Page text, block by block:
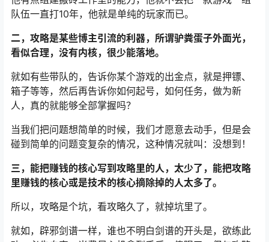
他有点组建搬砖工作室的能力，他就不会把一款游戏一组
队伍一直打10年，他就是单纯的玩家而已。
二，攻略是某些博主引流的利器，所谓驴粪蛋子外面光，
看似合理，没有内核，很少能落地。
就如有些带队的，告诉你某个游戏的出金点，就是押镖、
箱子等等，然后再告诉你如何起号，如何任务，做为新
人，真的就能够全部掌握吗？
当我们把问题想简单的时候，我们才愿意去动手，但是会
碰到简单的问题变复杂的情况，这种情况就叫：没想到！
三，能把赚钱的核心写到攻略里的人，太少了，能把攻略
里赚钱的核心或是技术的核心摘除掉的人太多了。
所以，攻略是个坑，看攻略久了，就掉坑里了。
就如，辟邪剑谱一样，谁也不明白剑谱的开头是，欲练此